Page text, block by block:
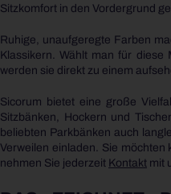
Sitzkomfort in den Vordergrund
Ruhige, unaufgeregte Farben
Klassikern. Wählt man für diese
werden sie direkt zu einem
Sicorum bietet eine große
Sitzbänken, Hockern und
beliebten Parkbänken auch
Verweilen einladen. Sie
nehmen Sie jederzeit Kontakt mit